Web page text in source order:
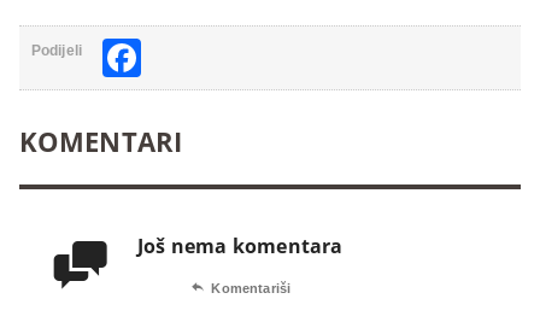
Podijeli
KOMENTARI
 Još nema komentara
 Komentariši